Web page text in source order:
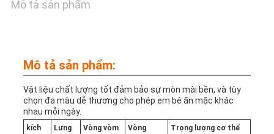
PRIVACY
POLICY
Mô tả sản phẩm
Mô tả sản phẩm:
Vật liệu chất lượng tốt đảm bảo sự mòn mài bền, và tùy
chọn đa màu dễ thương cho phép em bé ăn mặc khác
nhau mỗi ngày.
kích
Lưng
Vòng vòm
Vòng
Trọng lượng cơ thể